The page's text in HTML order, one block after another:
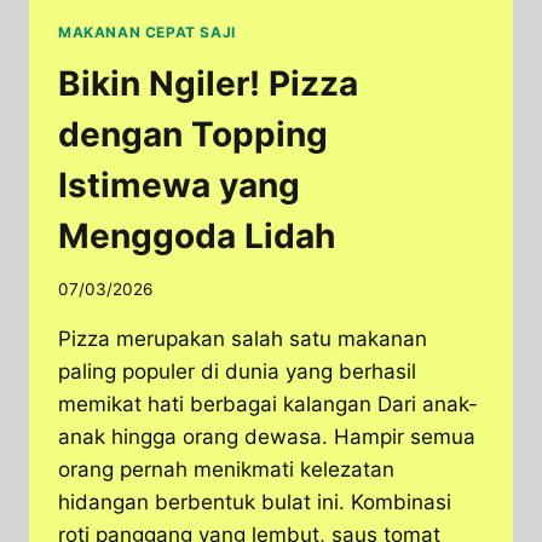
MAKANAN CEPAT SAJI
Bikin Ngiler! Pizza
dengan Topping
Istimewa yang
Menggoda Lidah
07/03/2026
Pizza merupakan salah satu makanan
paling populer di dunia yang berhasil
memikat hati berbagai kalangan Dari anak-
anak hingga orang dewasa. Hampir semua
orang pernah menikmati kelezatan
hidangan berbentuk bulat ini. Kombinasi
roti panggang yang lembut, saus tomat